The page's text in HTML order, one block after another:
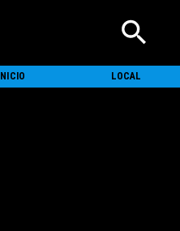
INICIO LOCAL